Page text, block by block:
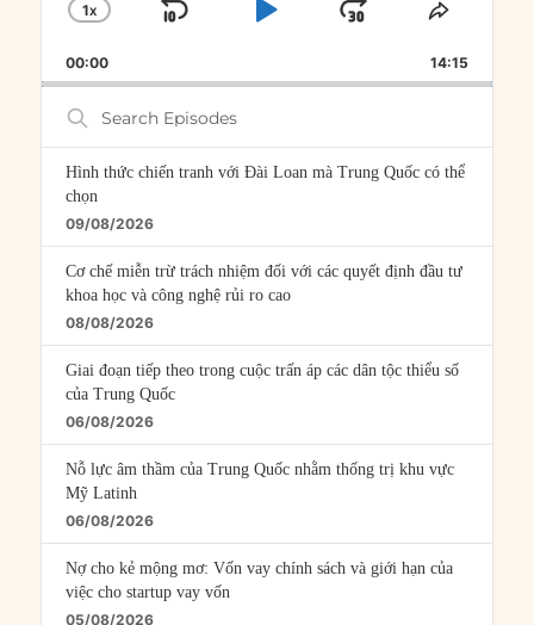
CHANGE
RATE
1X
SKIP
PLAYJUMP
FORWARD
SHARE
00:00 14:15
Search
Episodes
Hình thức chiến tranh với Đài Loan mà Trung Quốc có thể
chọn
09/08/2026
Cơ chế miễn trừ trách nhiệm đối với các quyết định đầu tư
khoa học và công nghệ rủi ro cao
08/08/2026
Giai đoạn tiếp theo trong cuộc trấn áp các dân tộc thiểu số
của Trung Quốc
06/08/2026
Nỗ lực âm thầm của Trung Quốc nhằm thống trị khu vực
Mỹ Latinh
06/08/2026
Nợ cho kẻ mộng mơ: Vốn vay chính sách và giới hạn của
việc cho startup vay vốn
05/08/2026